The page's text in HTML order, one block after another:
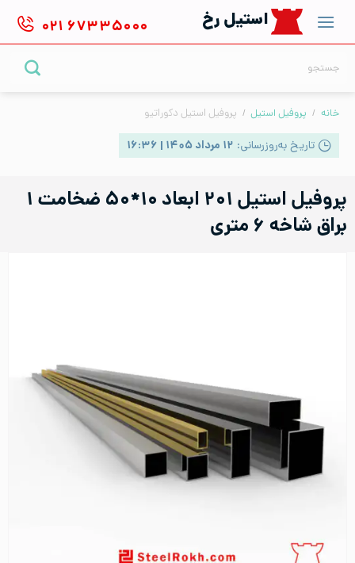
content
استیل رخ ۰۲۱ ۶۷۳۳۵۰۰۰
خانه / پروفیل استیل / پروفیل استیل دکوراتیو
تاریخ به‌روزرسانی: ۱۲ مرداد ۱۴۰۵ | ۱۶:۳۶
پروفیل استیل ۲۰۱ ابعاد ۱۰*۵۰ ضخامت ۱
براق شاخه ۶ متری